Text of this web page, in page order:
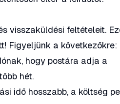
visszaküldési feltételeit.
Figyeljünk a következőkre:
hogy postára adja a
hét.
idő hosszabb, a költség